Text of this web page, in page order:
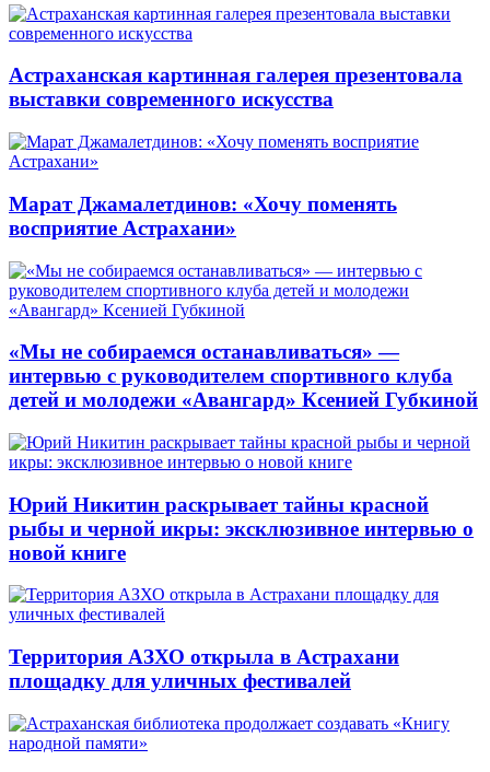
Астраханская картинная галерея презентовала
выставки современного искусства
Марат Джамалетдинов: «Хочу поменять
восприятие Астрахани»
«Мы не собираемся останавливаться» —
интервью с руководителем спортивного клуба
детей и молодежи «Авангард» Ксенией Губкиной
Юрий Никитин раскрывает тайны красной
рыбы и черной икры: эксклюзивное интервью о
новой книге
Территория АЗХО открыла в Астрахани
площадку для уличных фестивалей